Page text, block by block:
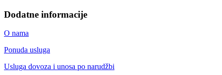
Dodatne informacije
O nama
Ponuda usluga
Usluga dovoza i unosa po narudžbi